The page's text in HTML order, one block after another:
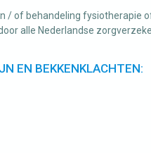
/ of behandeling fysiotherapie
alle Nederlandse
EN BEKKENKLACHTEN: